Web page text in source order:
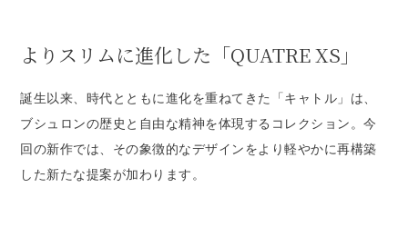
よりスリムに進化した「QUATRE XS」
誕生以来、時代とともに進化を重ねてきた「キャトル」は、
ブシュロンの歴史と自由な精神を体現するコレクション。今
回の新作では、その象徴的なデザインをより軽やかに再構築
した新たな提案が加わります。